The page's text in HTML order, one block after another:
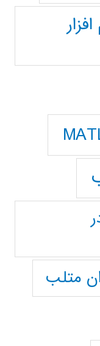
متلب